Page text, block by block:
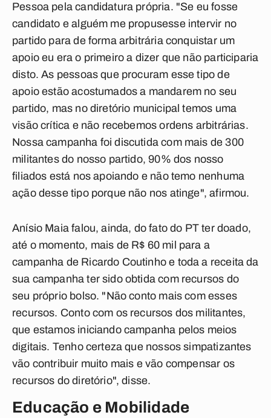
Pessoa pela candidatura própria. "Se eu fosse
candidato e alguém me propusesse intervir no
partido para de forma arbitrária conquistar um
apoio eu era o primeiro a dizer que não participaria
disto. As pessoas que procuram esse tipo de
apoio estão acostumados a mandarem no seu
partido, mas no diretório municipal temos uma
visão crítica e não recebemos ordens arbitrárias.
Nossa campanha foi discutida com mais de 300
militantes do nosso partido, 90% dos nosso
filiados está nos apoiando e não temo nenhuma
ação desse tipo porque não nos atinge", afirmou.
Anísio Maia falou, ainda, do fato do PT ter doado,
até o momento, mais de R$ 60 mil para a
campanha de Ricardo Coutinho e toda a receita da
sua campanha ter sido obtida com recursos do
seu próprio bolso. "Não conto mais com esses
recursos. Conto com os recursos dos militantes,
que estamos iniciando campanha pelos meios
digitais. Tenho certeza que nossos simpatizantes
vão contribuir muito mais e vão compensar os
recursos do diretório", disse.
Educação e Mobilidade